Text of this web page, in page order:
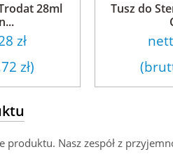
28ml
zł
zł)
Tusz do
produktu. Nasz zespół z